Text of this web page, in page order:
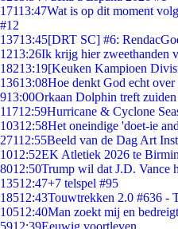
17113:47Wat is op dit moment
#12
13713:45[DRT SC] #6:
1213:26Ik krijg hier zweethanden
18213:19[Keuken Kampioen
13613:08Hoe denkt God echt
913:00Orkaan Dolphin treft zuiden
11712:59Hurricane & Cyclone
10312:58Het oneindige 'doet-ie
27112:55Beeld van de Dag Art
1012:52EK Atletiek 2026 te
8012:50Trump wil dat J.D. Vance
13512:47+7 telspel #95
18512:43Touwtrekken 2.0 #636 -
10512:40Man zoekt mij en
5912:39Eeuwig voortleven